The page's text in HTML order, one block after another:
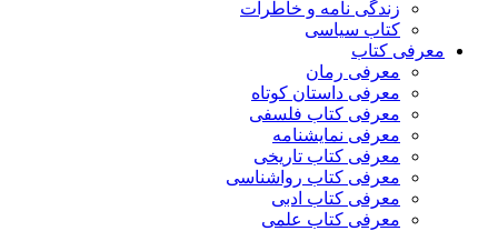
زندگی نامه و خاطرات
کتاب سیاسی
معرفی کتاب
معرفی رمان
معرفی داستان کوتاه
معرفی کتاب فلسفی
معرفی نمایشنامه
معرفی کتاب تاریخی
معرفی کتاب رواشناسی
معرفی کتاب ادبی
معرفی کتاب علمی